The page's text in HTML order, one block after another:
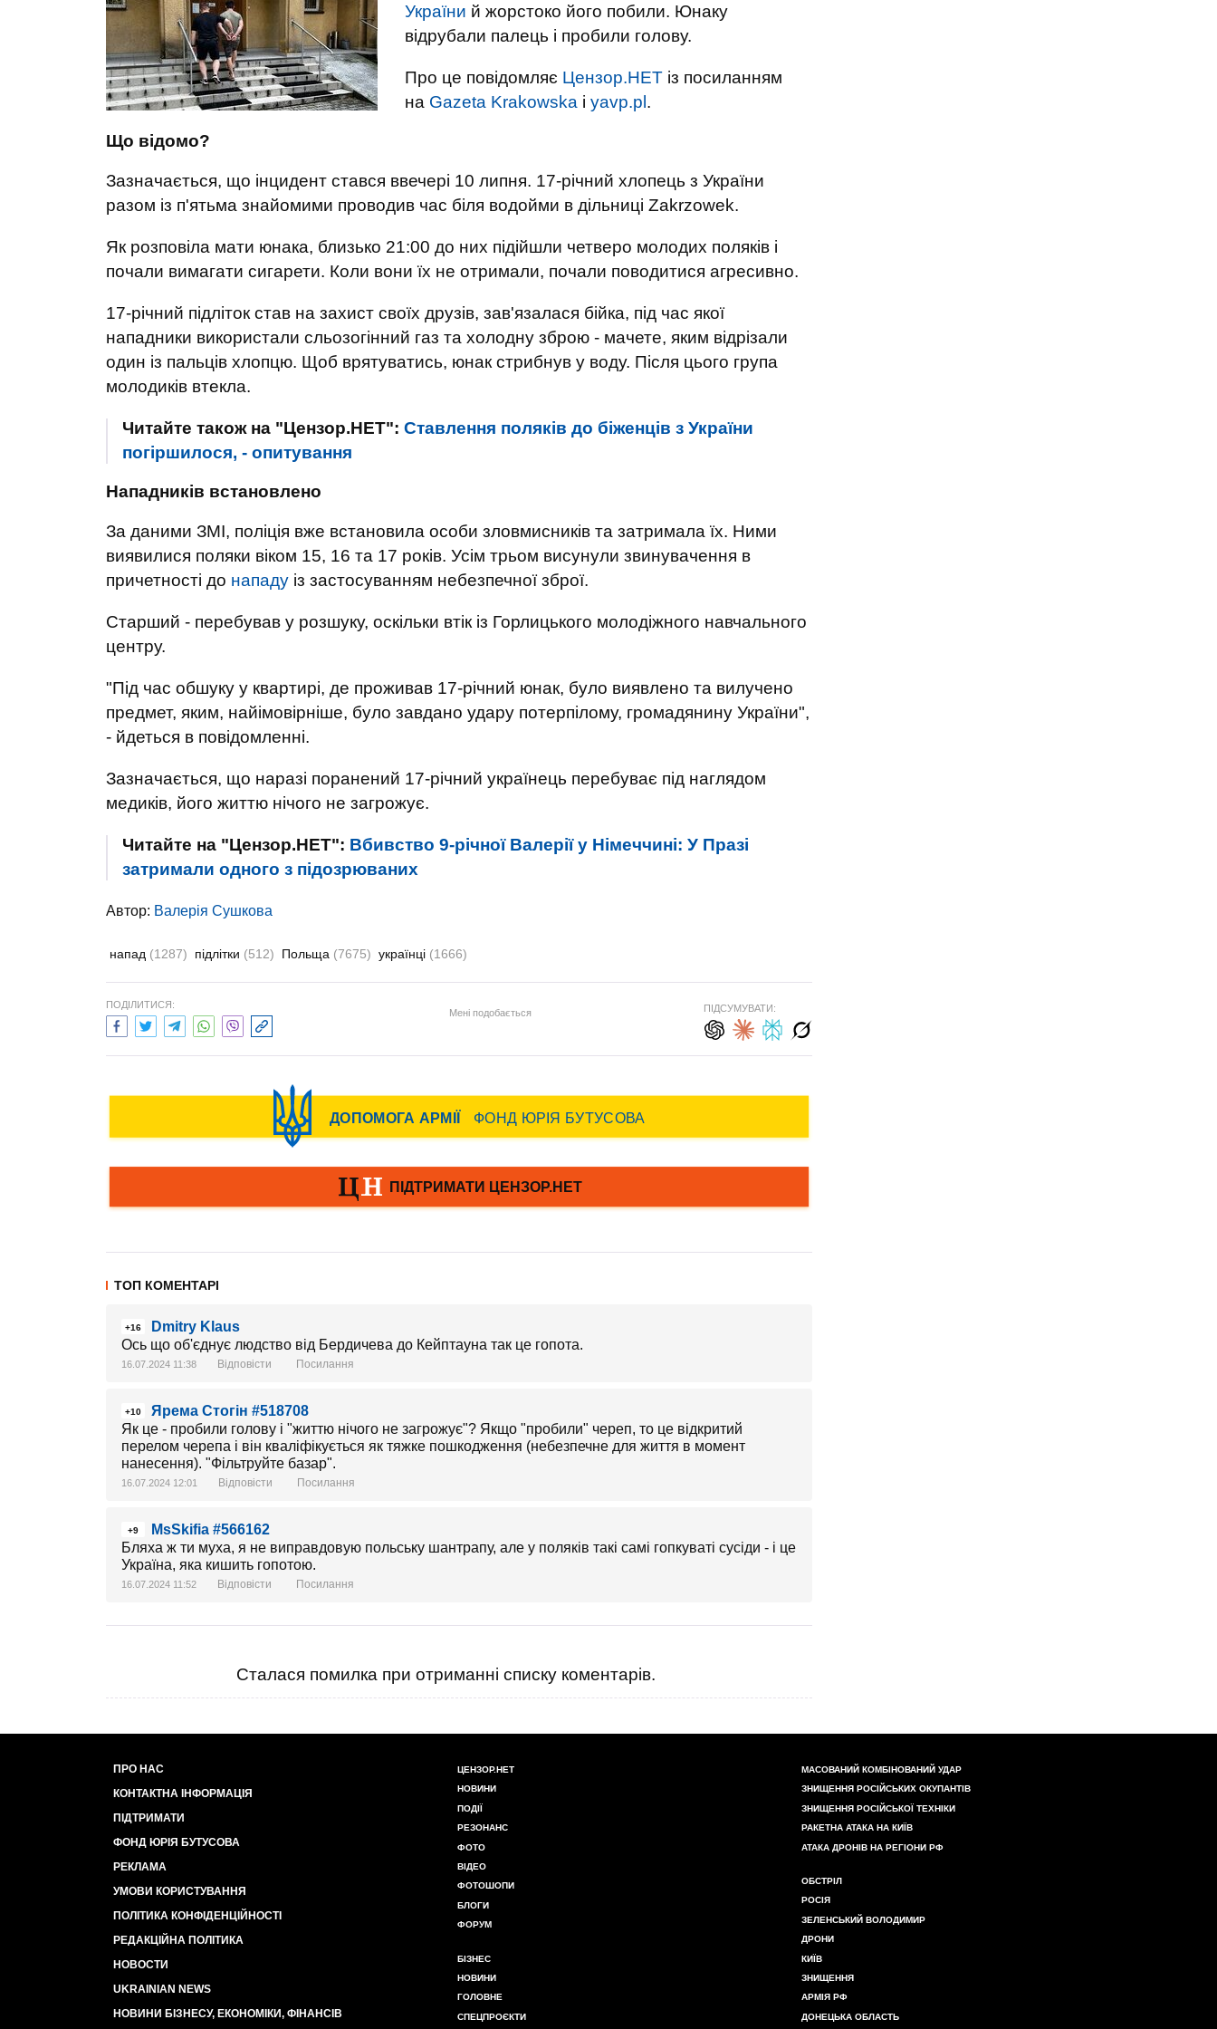
України й жорстоко його побили. Юнаку
відрубали палець і пробили голову.
Про це повідомляє Цензор.НЕТ із посиланням
на Gazeta Krakowska і yavp.pl .
Що відомо?
Зазначається, що інцидент стався ввечері 10 липня. 17-річний хлопець з України
разом із п'ятьма знайомими проводив час біля водойми в дільниці Zakrzowek.
Як розповіла мати юнака, близько 21:00 до них підійшли четверо молодих поляків і
почали вимагати сигарети. Коли вони їх не отримали, почали поводитися агресивно.
17-річний підліток став на захист своїх друзів, зав'язалася бійка, під час якої
нападники використали сльозогінний газ та холодну зброю - мачете, яким відрізали
один із пальців хлопцю. Щоб врятуватись, юнак стрибнув у воду. Після цього група
молодиків втекла.
Читайте також на "Цензор.НЕТ": Ставлення поляків до біженців з України
погіршилося, - опитування
Нападників встановлено
За даними ЗМІ, поліція вже встановила особи зловмисників та затримала їх. Ними
виявилися поляки віком 15, 16 та 17 років. Усім трьом висунули звинувачення в
причетності до нападу із застосуванням небезпечної зброї.
Старший - перебував у розшуку, оскільки втік із Горлицького молодіжного навчального
центру.
"Під час обшуку у квартирі, де проживав 17-річний юнак, було виявлено та вилучено
предмет, яким, найімовірніше, було завдано удару потерпілому, громадянину України",
- йдеться в повідомленні.
Зазначається, що наразі поранений 17-річний українець перебуває під наглядом
медиків, його життю нічого не загрожує.
Читайте на "Цензор.НЕТ": Вбивство 9-річної Валерії у Німеччині: У Празі
затримали одного з підозрюваних
Автор: Валерiя Сушкова
напад (1287) підлітки (512) Польща (7675) українці (1666)
ПОДІЛИТИСЯ:
Мені подобається ПІДСУМУВАТИ:
ТОП КОМЕНТАРІ
+16
Dmitry Klaus
Ось що об'єднує людство від Бердичева до Кейптауна так це гопота.
16.07.2024 11:38 Відповісти Посилання
+10
Ярема Стогін #518708
Як це - пробили голову і "життю нічого не загрожує"? Якщо "пробили" череп, то це відкритий
перелом черепа і він кваліфікується як тяжке пошкодження (небезпечне для життя в момент
нанесення). "Фільтруйте базар".
16.07.2024 12:01 Відповісти Посилання
+9
MsSkifia #566162
Бляха ж ти муха, я не виправдовую польську шантрапу, але у поляків такі самі гопкуваті сусіди - і це
Україна, яка кишить гопотою.
16.07.2024 11:52 Відповісти Посилання
Сталася помилка при отриманні списку коментарів.
ПРО НАС
КОНТАКТНА ІНФОРМАЦІЯ
ПІДТРИМАТИ
ФОНД ЮРІЯ БУТУСОВА
РЕКЛАМА
УМОВИ КОРИСТУВАННЯ
ПОЛІТИКА КОНФІДЕНЦІЙНОСТІ
РЕДАКЦІЙНА ПОЛІТИКА
НОВОСТИ
UKRAINIAN NEWS
НОВИНИ БІЗНЕСУ, ЕКОНОМІКИ, ФІНАНСІВ
ЦЕНЗОР.НЕТ
НОВИНИ
ПОДІЇ
РЕЗОНАНС
ФОТО
ВІДЕО
ФОТОШОПИ
БЛОГИ
ФОРУМ
БІЗНЕС
НОВИНИ
ГОЛОВНЕ
СПЕЦПРОЄКТИ
МАСОВАНИЙ КОМБІНОВАНИЙ УДАР
ЗНИЩЕННЯ РОСІЙСЬКИХ ОКУПАНТІВ
ЗНИЩЕННЯ РОСІЙСЬКОЇ ТЕХНІКИ
РАКЕТНА АТАКА НА КИЇВ
АТАКА ДРОНІВ НА РЕГІОНИ РФ
ОБСТРІЛ
РОСІЯ
ЗЕЛЕНСЬКИЙ ВОЛОДИМИР
ДРОНИ
КИЇВ
ЗНИЩЕННЯ
АРМІЯ РФ
ДОНЕЦЬКА ОБЛАСТЬ